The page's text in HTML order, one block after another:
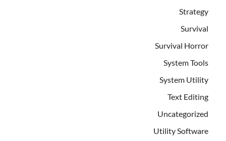
Strategy
Survival
Survival Horror
System Tools
System Utility
Text Editing
Uncategorized
Utility Software